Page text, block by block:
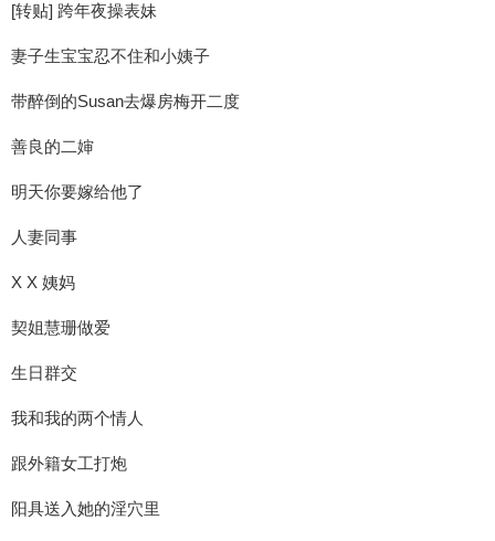
[转贴] 跨年夜操表妹
妻子生宝宝忍不住和小姨子
带醉倒的Susan去爆房梅开二度
善良的二婶
明天你要嫁给他了
人妻同事
X X 姨妈
契姐慧珊做爱
生日群交
我和我的两个情人
跟外籍女工打炮
阳具送入她的淫穴里